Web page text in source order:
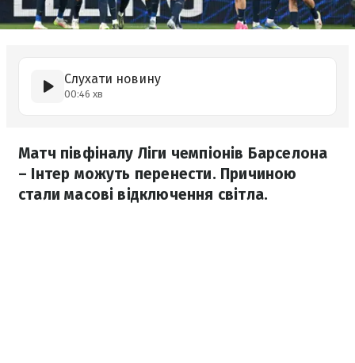
Слухати новину
00:46 хв
Матч півфіналу Ліги чемпіонів Барселона
– Інтер можуть перенести. Причиною
стали масові відключення світла.